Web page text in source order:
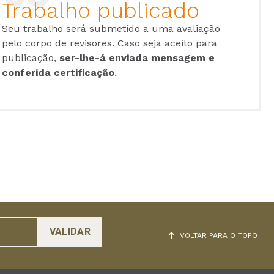
Trabalho publicado
Seu trabalho será submetido a uma avaliação
pelo corpo de revisores. Caso seja aceito para
publicação, ser-lhe-á enviada mensagem e
conferida certificação.
VOLTAR PARA O TOPO